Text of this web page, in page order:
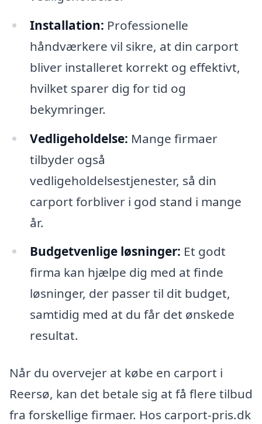
Installation: Professionelle
håndværkere vil sikre, at din carport
bliver installeret korrekt og effektivt,
hvilket sparer dig for tid og
bekymringer.
Vedligeholdelse: Mange firmaer
tilbyder også
vedligeholdelsestjenester, så din
carport forbliver i god stand i mange
år.
Budgetvenlige løsninger: Et godt
firma kan hjælpe dig med at finde
løsninger, der passer til dit budget,
samtidig med at du får det ønskede
resultat.
Når du overvejer at købe en carport i
Reersø, kan det betale sig at få flere tilbud
fra forskellige firmaer. Hos carport-pris.dk